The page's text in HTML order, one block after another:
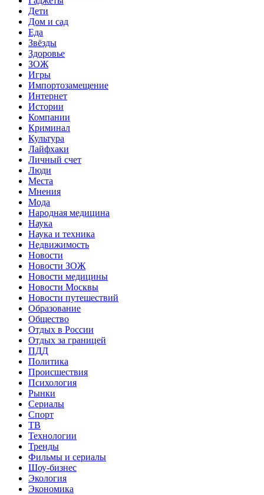
Дети
Дом и сад
Еда
Звёзды
Здоровье
ЗОЖ
Игры
Импортозамещение
Интернет
Истории
Компании
Криминал
Культура
Лайфхаки
Личный счет
Люди
Места
Мнения
Мода
Народная медицина
Наука
Наука и техника
Недвижимость
Новости
Новости ЗОЖ
Новости медицины
Новости Москвы
Новости путешествий
Образование
Общество
Отдых в России
Отдых за границей
ПДД
Политика
Происшествия
Психология
Рынки
Сериалы
Спорт
ТВ
Технологии
Тренды
Фильмы и сериалы
Шоу-бизнес
Экология
Экономика